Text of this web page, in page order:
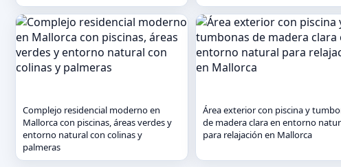
Complejo residencial moderno en
Mallorca con piscinas, áreas verdes y
entorno natural con colinas y
palmeras
Área exterior con piscina y
de madera clara en entorno
para relajación en Mallorca